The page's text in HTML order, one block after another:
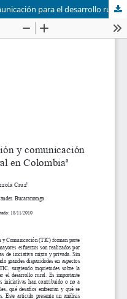
Tecnologías de información y comunicación para el desarrollo rural en Colombia